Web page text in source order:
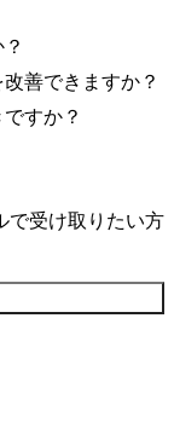
善できますか？
すか？
で受け取りたい方